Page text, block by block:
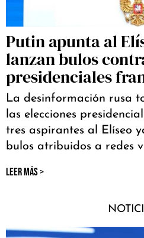
Putin apunta al
lanzan bulos
presidenciales
La desinformación rusa
las elecciones
tres aspirantes al Elíseo
bulos atribuidos a redes
LEER MÁS >